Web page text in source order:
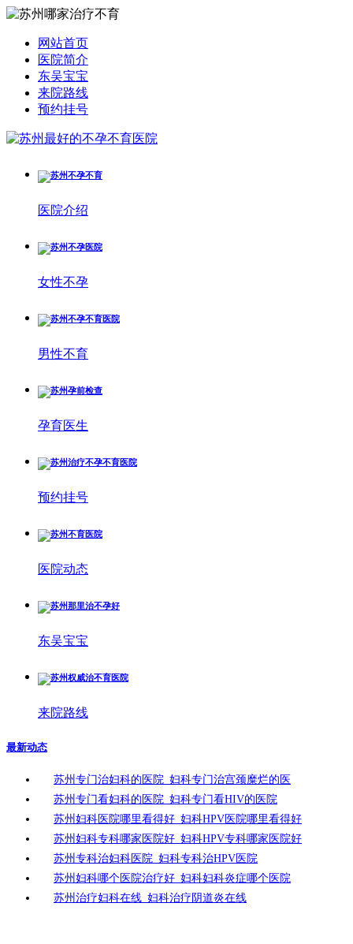
网站首页
医院简介
东吴宝宝
来院路线
预约挂号
医院介绍
女性不孕
男性不育
孕育医生
预约挂号
医院动态
东吴宝宝
来院路线
最新动态
苏州专门治妇科的医院_妇科专门治宫颈糜烂的医
苏州专门看妇科的医院_妇科专门看HIV的医院
苏州妇科医院哪里看得好_妇科HPV医院哪里看得好
苏州妇科专科哪家医院好_妇科HPV专科哪家医院好
苏州专科治妇科医院_妇科专科治HPV医院
苏州妇科哪个医院治疗好_妇科妇科炎症哪个医院
苏州治疗妇科在线_妇科治疗阴道炎在线